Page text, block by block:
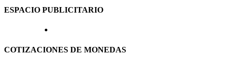
ESPACIO PUBLICITARIO
COTIZACIONES DE MONEDAS